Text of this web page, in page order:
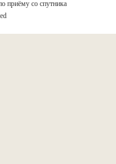
приёму со спутника